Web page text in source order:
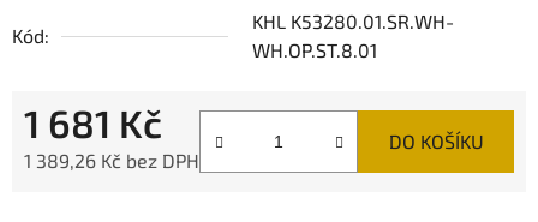
Kód:
KHL K53280.01.SR.WH-
WH.OP.ST.8.01
1 681 Kč
1 389,26 Kč bez DPH
DO KOŠÍKU